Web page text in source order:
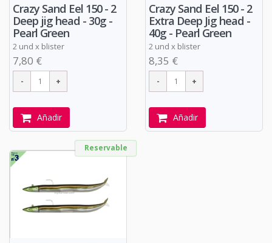
Crazy Sand Eel 150 - 2
Deep jig head - 30g -
Pearl Green
2 und x blister
7,80 €
Añadir
Crazy Sand Eel 150 - 2
Extra Deep Jig head -
40g - Pearl Green
2 und x blister
8,35 €
Añadir
Reservable